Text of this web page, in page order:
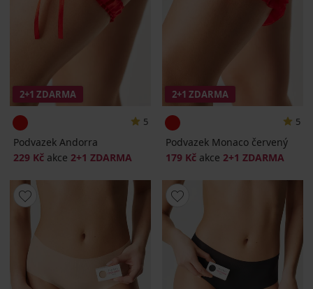
2+1 ZDARMA
5
Podvazek Andorra
229 Kč akce 2+1 ZDARMA
2+1 ZDARMA
5
Podvazek Monaco červený
179 Kč akce 2+1 ZDARMA